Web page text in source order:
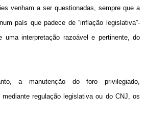
venham a ser questionadas, sempre que a
país que padece de “inflação legislativa”-
uma interpretação razoável e pertinente, do
a manutenção do foro privilegiado,
regulação legislativa ou do CNJ, os